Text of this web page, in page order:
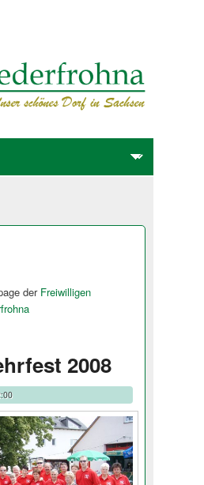
der Freiwilligen
2008